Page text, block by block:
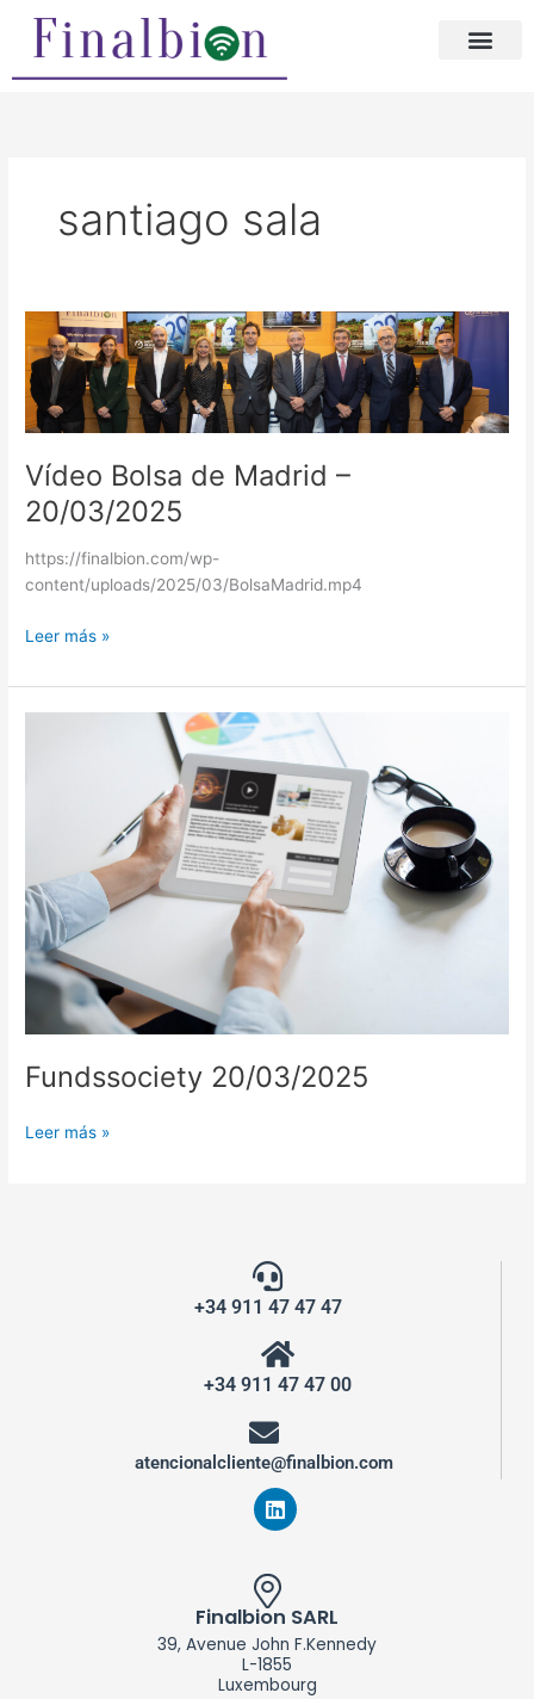
santiago sala
Vídeo Bolsa de Madrid –
20/03/2025
https://finalbion.com/wp-
content/uploads/2025/03/BolsaMadrid.mp4
Vídeo
Bolsa
de
Madrid
–
Leer más »
Fundssociety 20/03/2025
Leer más »
+34 911 47 47 47
+34 911 47 47 00
atencionalcliente@finalbion.com
L
i
k
e
d
n
Finalbion SARL
39, Avenue John F.Kennedy
L-1855
Luxembourg